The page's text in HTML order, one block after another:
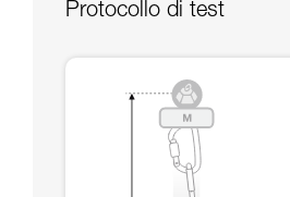
Forniamo esempi di
vengono qui descritte.
Protocollo di test